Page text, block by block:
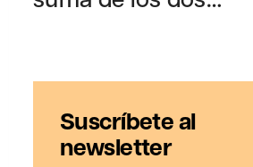
Suscríbete al
newsletter